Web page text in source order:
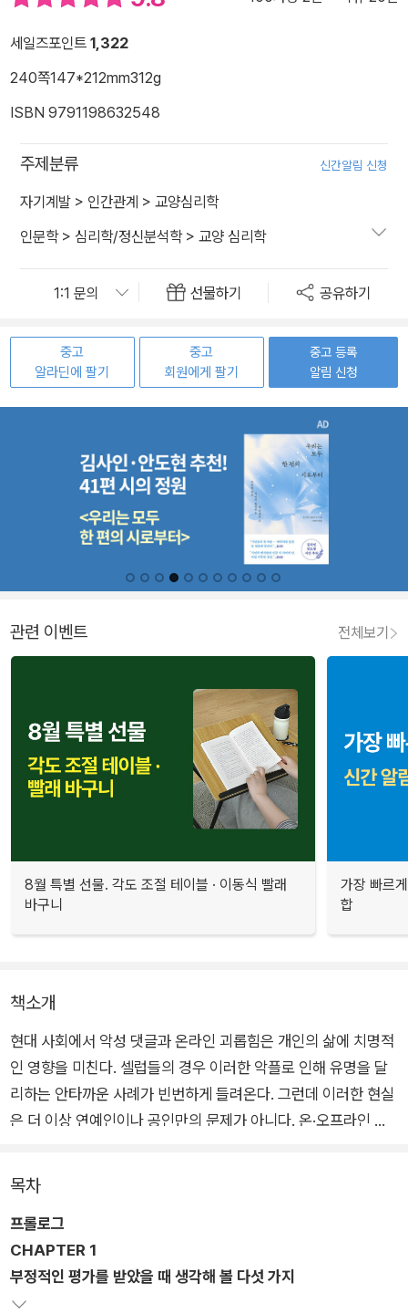
세일즈포인트 1,322
240쪽147*212mm312g
ISBN 9791198632548
주제분류 신간알림 신청
자기계발 > 인간관계 > 교양심리학
인문학> 심리학/정신분석학> 교양 심리학
선물하기 공유하기
중고
알라딘에 팔기
중고
회원에게 팔기
중고 등록
알림 신청
관련 이벤트 전체보기
8월 특별 선물. 각도 조절 테이블 · 이동식 빨래
바구니
가장 빠르
합
책소개
현대 사회에서 악성 댓글과 온라인 괴롭힘은 개인의 삶에 치명적
인 영향을 미친다. 셀럽들의 경우 이러한 악플로 인해 유명을 달
리하는 안타까운 사례가 빈번하게 들려온다. 그런데 이러한 현실
은 더 이상 연예인이나 공인만의 문제가 아니다. 온·오프라인 할
누구나 SNS와 온라인 커뮤니티를 통해 자유롭게 의견을 표현할
수 있는 만큼 이유 없는 비난과 험담 또한 빠르게 확산된다. 가상
공간에서 시작된 말이 현실 세계에서 극심한 정신적 고통을 유발
하고, 때로는 개인의 삶을 송두리째 흔들어 놓기도 한다. 단순한
의견 차이를 넘어 지속적인 악의적인 댓글과 조롱이 이어질 때 사
목차
프롤로그
CHAPTER 1
부정적인 평가를 받았을 때 생각해 볼 다섯 가지